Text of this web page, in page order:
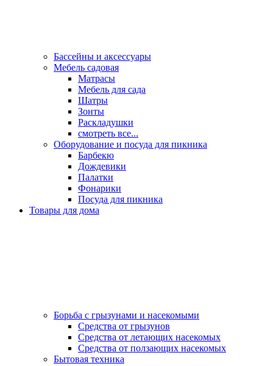
Бассейны и аксессуары
Мебель садовая
Матрасы
Мебель для сада
Шатры
Зонты
Раскладушки
смотреть все...
Оборудование и посуда для пикника
Барбекю
Дождевики
Палатки
Фонарики
Посуда для пикника
Товары для дома
Борьба с грызунами и насекомыми
Средства от грызунов
Средства от летающих насекомых
Средства от ползающих насекомых
Бытовая техника